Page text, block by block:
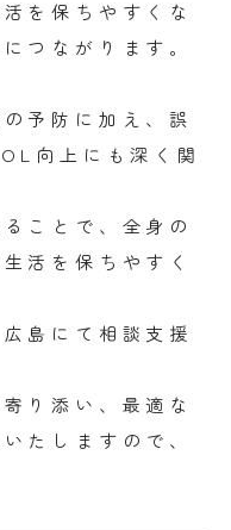
を保ちやすくな
つながります。
予防に加え、誤
向上にも深く関
ことで、全身の
活を保ちやすく
島にて相談支援
り添い、最適な
たしますので、